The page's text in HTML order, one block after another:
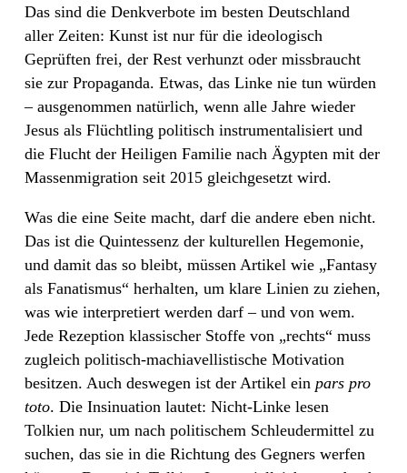
Das sind die Denkverbote im besten Deutschland
aller Zeiten: Kunst ist nur für die ideologisch
Geprüften frei, der Rest verhunzt oder missbraucht
sie zur Propaganda. Etwas, das Linke nie tun würden
– ausgenommen natürlich, wenn alle Jahre wieder
Jesus als Flüchtling politisch instrumentalisiert und
die Flucht der Heiligen Familie nach Ägypten mit der
Massenmigration seit 2015 gleichgesetzt wird.
Was die eine Seite macht, darf die andere eben nicht.
Das ist die Quintessenz der kulturellen Hegemonie,
und damit das so bleibt, müssen Artikel wie „Fantasy
als Fanatismus“ herhalten, um klare Linien zu ziehen,
was wie interpretiert werden darf – und von wem.
Jede Rezeption klassischer Stoffe von „rechts“ muss
zugleich politisch-machiavellistische Motivation
besitzen. Auch deswegen ist der Artikel ein pars pro
toto. Die Insinuation lautet: Nicht-Linke lesen
Tolkien nur, um nach politischem Schleudermittel zu
suchen, das sie in die Richtung des Gegners werfen